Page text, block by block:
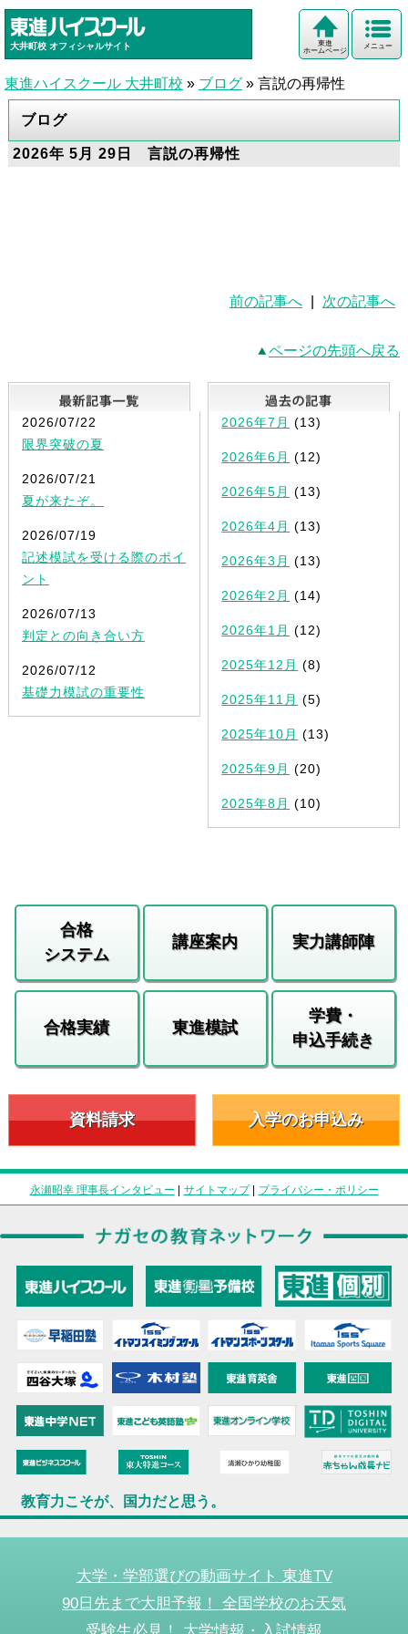
大井町校 オフィシャルサイト メニュー
東進
ホームページ
東進ハイスクール 大井町校 » ブログ » 言説の再帰性
ブログ
2026年 5月 29日 言説の再帰性
前の記事へ 次の記事へ
ページの先頭へ戻る
最新記事一覧
2026/07/22
限界突破の夏
2026/07/21
夏が来たぞ。
2026/07/19
記述模試を受ける際のポイ
ント
2026/07/13
判定との向き合い方
2026/07/12
基礎力模試の重要性
2026年7月 (13)
2026年6月 (12)
2026年5月 (13)
2026年4月 (13)
2026年3月 (13)
2026年2月 (14)
2026年1月 (12)
2025年12月 (8)
2025年11月 (5)
2025年10月 (13)
2025年9月 (20)
2025年8月 (10)
合格
システム
講座案内 実力講師陣
合格実績 東進模試
学費・
申込手続き
資料請求 入学のお申込み
永瀬昭幸 理事長インタビュー | サイトマップ| プライバシー・ポリシー
教育力こそが、国力だと思う。
大学・学部選びの動画サイト 東進TV
90日先まで大胆予報！ 全国学校のお天気